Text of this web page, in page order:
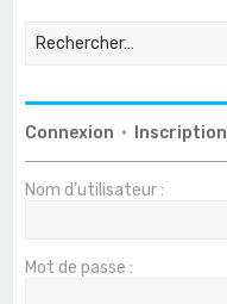
Connexion • Inscription
Nom d’utilisateur :
Mot de passe :